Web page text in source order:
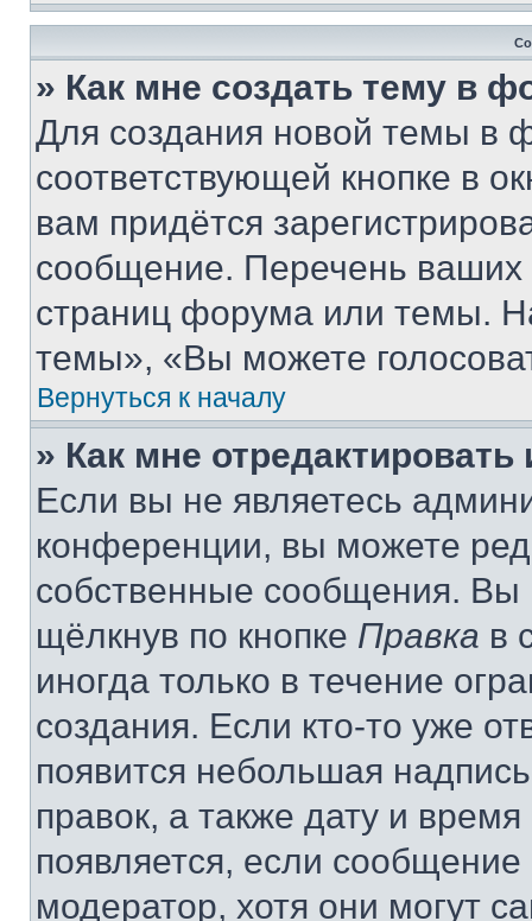
» Как мне создать тему в
Для создания новой темы в
соответствующей кнопке в
вам придётся
сообщение. Перечень ваших
страниц форума или темы.
темы», «Вы можете
Вернуться к началу
» Как мне
Если вы не являетесь
конференции, вы можете
собственные сообщения. Вы
щёлкнув по кнопке Правка в
иногда только в течение
создания. Если кто-то уже
появится небольшая
правок, а также дату и
появляется, если
модератор, хотя они могут